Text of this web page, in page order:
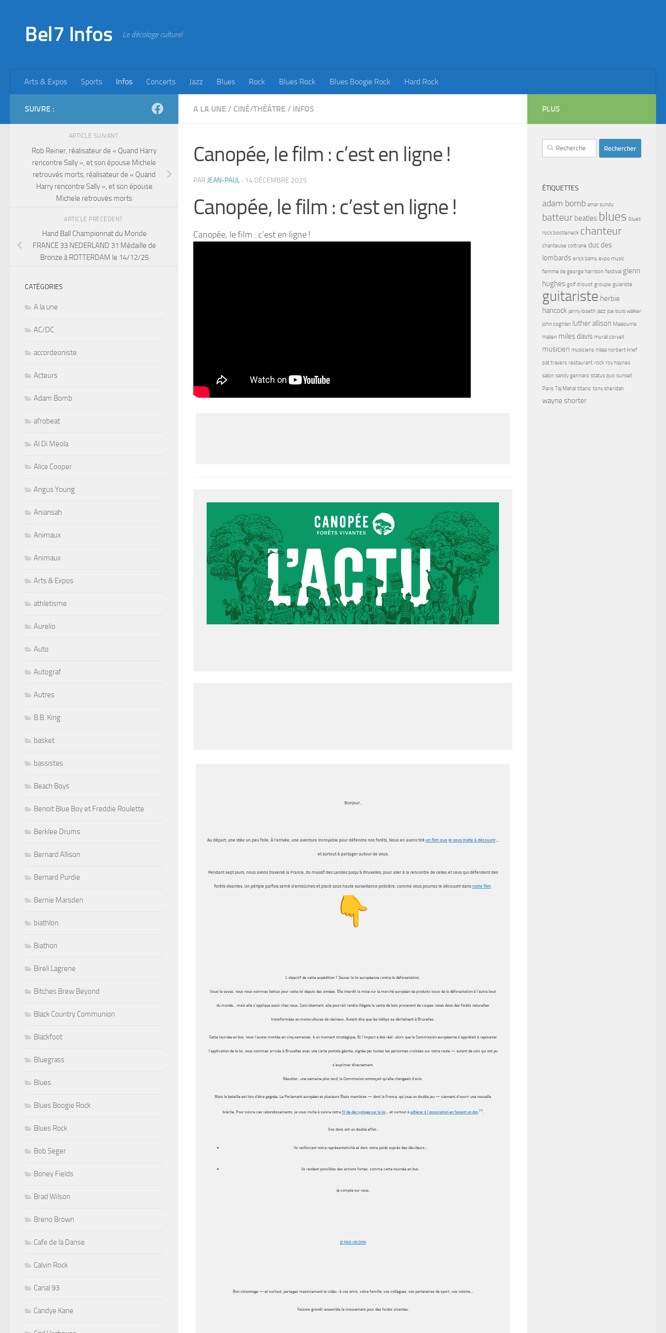
Bel7 Infos Le décalage culturel
Arts & Expos Sports Infos Concerts Jazz Blues Rock Blues Rock Blues Boogie Rock Hard Rock
A LA UNE / CINÉ/THÉÂTRE / INFOS
Canopée, le film : c’est en ligne !
PAR JEAN-PAUL · 14 DÉCEMBRE 2025
Canopée, le film : c’est en ligne !
Canopée, le film : c’est en ligne !
Bonjour ,
Au départ, une idée un peu folle. À l’arrivée, une aventure incroyable pour défendre nos forêts. Nous en avons tiréun film que je vous invite à découvrir…
et surtout à partager autour de vous.
Pendant sept jours, nous avons traversé la France, du massif des Landes jusqu’à Bruxelles, pour aller à la rencontre de celles et ceux qui défendent des
forêts vivantes. Un périple parfois semé d’embûches et placé sous haute surveillance policière, comme vous pourrez le découvrir dansnotre film
L’objectif de cette expédition ? Sauver la loi européenne contre la déforestation.
Vous le savez, nous nous sommes battus pour cette loi depuis des années. Elle interdit la mise sur le marché européen de produits issus de la déforestation à l’autre bout
du monde… mais elle s’applique aussi chez nous. Concrètement, elle pourrait rendre illégale la vente de bois provenant de coupes rases dans des forêts naturelles
transformées en monocultures de résineux. Autant dire que les lobbys se déchaînent à Bruxelles.
Cette tournée en bus, nous l’avons montée en cinq semaines, à un moment stratégique. Et l’impact a été réel : alors que la Commission européenne s’apprêtait à repousser
l’application de la loi, nous sommes arrivés à Bruxelles avec une carte postale géante, signée par toutes les personnes croisées sur notre route — autant de voix qui ont pu
s’exprimer directement.
Résultat : une semaine plus tard, la Commission annonçait qu’elle changeait d’avis.
Mais la bataille est loin d’être gagnée. Le Parlement européen et plusieurs États membres — dont la France, qui joue un double jeu — viennent d’ouvrir une nouvelle
brèche. Pour suivre ces rebondissements, je vous invite à suivre notre fil de décryptage sur la loi… et surtout à adhérer à l’association en faisant un don (1).
Vos dons ont un double effet :
ils renforcent notre représentativité et donc notre poids auprès des décideurs ;
ils rendent possibles des actions fortes , comme cette tournée en bus.
Je compte sur vous.
JE FAIS UN DON
Bon visionnage — et surtout, partagez massivement la vidéo : à vos amis, votre famille, vos collègues, vos partenaires de sport, vos voisins…
Faisons grandir ensemble le mouvement pour des forêts vivantes.
SUIVRE :
ARTICLE SUIVANT
Rob Reiner, réalisateur de « Quand Harry
rencontre Sally », et son épouse Michele
retrouvés morts, réalisateur de « Quand
Harry rencontre Sally », et son épouse
Michele retrouvés morts
ARTICLE PRÉCÉDENT
Hand Ball Championnat du Monde
FRANCE 33 NEDERLAND 31 Médaille de
Bronze à ROTTERDAM le 14/12/25
CATÉGORIES
A la une
AC/DC
accordeoniste
Acteurs
Adam Bomb
afrobeat
Al Di Meola
Alice Cooper
Angus Young
Aniansah
Animaux
Animaux
Arts & Expos
athletisme
Aurelio
Auto
Autograf
Autres
B.B. King
basket
bassistes
Beach Boys
Benoit Blue Boy et Freddie Roulette
Berklee Drums
Bernard Allison
Bernard Purdie
Bernie Marsden
biathlon
Biathon
Bireli Lagrene
Bitches Brew Beyond
Black Country Communion
Blackfoot
Bluegrass
Blues
Blues Boogie Rock
Blues Rock
Bob Seger
Boney Fields
Brad Wilson
Breno Brown
Cafe de la Danse
Calvin Rock
Canal 93
Candye Kane
PLUS
Rechercher :
ÉTIQUETTES
adam bomb amar sundy
batteur beatles blues blues
rock bootleneck chanteur
chanteuse coltrane duc des
lombards erick bamy expo music
femme de george harrison festival glenn
hughes golf drouot groupe guiariste
guitariste herbie
hancock janny loseth jazz joe louis walker
john coghlan luther allison Maalouma
malien miles davis murali coryell
musicien musiciens nilaja norbert krief
pat travers restaurant rock roy haynes
salon sandy gennaro status quo sunset
Paris Taj Mahal titanic tony sheridan
wayne shorter